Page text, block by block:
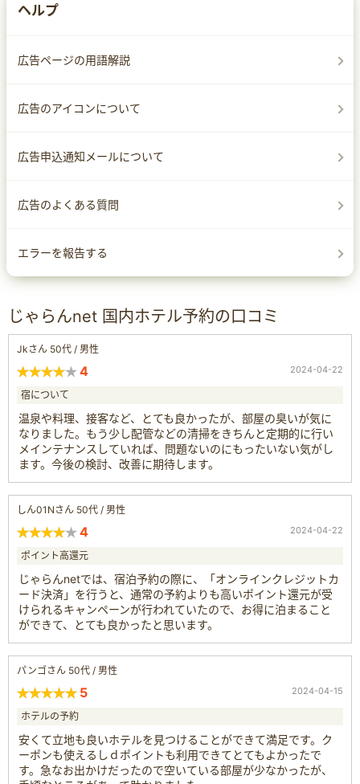
ヘルプ
広告ページの用語解説
広告のアイコンについて
広告申込通知メールについて
広告のよくある質問
エラーを報告する
じゃらんnet 国内ホテル予約の口コミ
Jkさん 50代 / 男性
4 2024-04-22
宿について
温泉や料理、接客など、とても良かったが、部屋の臭いが気に
なりました。もう少し配管などの清掃をきちんと定期的に行い
メインテナンスしていれば、問題ないのにもったいない気がし
ます。今後の検討、改善に期待します。
しん01Nさん 50代 / 男性
4 2024-04-22
ポイント高還元
じゃらんnetでは、宿泊予約の際に、「オンラインクレジットカ
ード決済」を行うと、通常の予約よりも高いポイント還元が受
けられるキャンペーンが行われていたので、お得に泊まること
ができて、とても良かったと思います。
パンゴさん 50代 / 男性
5 2024-04-15
ホテルの予約
安くて立地も良いホテルを見つけることができて満足です。ク
ーポンも使えるしｄポイントも利用できてとてもよかったで
す。急なお出かけだったので空いている部屋が少なかったが、